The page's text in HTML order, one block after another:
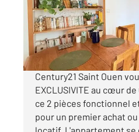
Appartement F2 à
235 000
Visiter le site dédié
Century21 Saint Ouen
EXCLUSIVITE au cœur
ce 2 pièces fonctionnel
pour un premier achat